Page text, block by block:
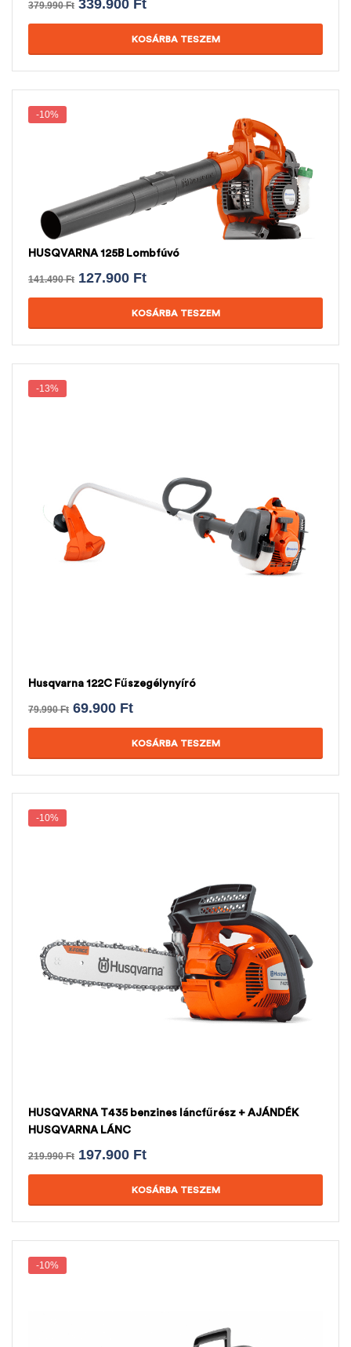
379.990Ft 339.900 Ft
KOSÁRBA TESZEM
-10%
HUSQVARNA 125B Lombfúvó
141.490Ft 127.900 Ft
KOSÁRBA TESZEM
-13%
Husqvarna 122C Fűszegélynyíró
79.990Ft 69.900 Ft
KOSÁRBA TESZEM
-10%
HUSQVARNA T435 benzines láncfűrész + AJÁNDÉK
HUSQVARNA LÁNC
219.990Ft 197.900 Ft
KOSÁRBA TESZEM
-10%